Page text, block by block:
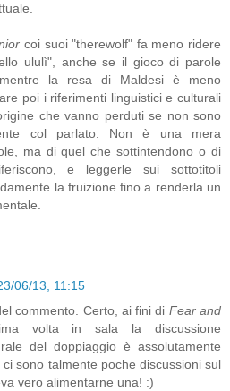
coi suoi "therewolf" fa meno ridere
ululì", anche se il gioco di parole
la resa di Maldesi è meno
poi i riferimenti linguistici e culturali
che vanno perduti se non sono
col parlato. Non è una mera
ma di quel che sottintendono o di
e leggerle sui sottotitoli
la fruizione fino a renderla un
06/13, 11:15
commento. Certo, ai fini di Fear and
volta in sala la discussione
del doppiaggio è assolutamente
sono talmente poche discussioni sul
vero alimentarne una! :)